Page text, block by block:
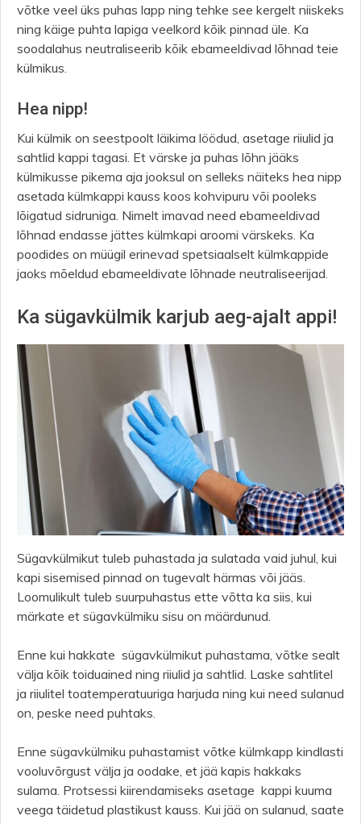
võtke veel üks puhas lapp ning tehke see kergelt niiskeks
ning käige puhta lapiga veelkord kõik pinnad üle. Ka
soodalahus neutraliseerib kõik ebameeldivad lõhnad teie
külmikus.
Hea nipp!
Kui külmik on seestpoolt läikima löödud, asetage riiulid ja
sahtlid kappi tagasi. Et värske ja puhas lõhn jääks
külmikusse pikema aja jooksul on selleks näiteks hea nipp
asetada külmkappi kauss koos kohvipuru või pooleks
lõigatud sidruniga. Nimelt imavad need ebameeldivad
lõhnad endasse jättes külmkapi aroomi värskeks. Ka
poodides on müügil erinevad spetsiaalselt külmkappide
jaoks mõeldud ebameeldivate lõhnade neutraliseerijad.
Ka sügavkülmik karjub aeg-ajalt appi!
Sügavkülmikut tuleb puhastada ja sulatada vaid juhul, kui
kapi sisemised pinnad on tugevalt härmas või jääs.
Loomulikult tuleb suurpuhastus ette võtta ka siis, kui
märkate et sügavkülmiku sisu on määrdunud.
Enne kui hakkate sügavkülmikut puhastama, võtke sealt
välja kõik toiduained ning riiulid ja sahtlid. Laske sahtlitel
ja riiulitel toatemperatuuriga harjuda ning kui need sulanud
on, peske need puhtaks.
Enne sügavkülmiku puhastamist võtke külmkapp kindlasti
vooluvõrgust välja ja oodake, et jää kapis hakkaks
sulama. Protsessi kiirendamiseks asetage kappi kuuma
veega täidetud plastikust kauss. Kui jää on sulanud, saate